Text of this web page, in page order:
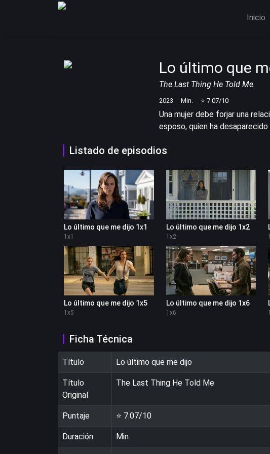
Inicio
Lo último que
The Last Thing He Told Me
2023 Min. ⭐ 7.07/10
Una mujer debe forjar una
esposo, quien ha
Listado de episodios
Lo último que me dijo 1x1
1 x1
Lo último que me dijo 1x2
1 x2 1
Lo último que me dijo 1x5
1 x5
Lo último que me dijo 1x6
1 x6 1
Ficha Técnica
Título Lo último que me dijo
Título
Original
The Last Thing He Told Me
Puntaje ⭐ 7.07/10
Duración Min.